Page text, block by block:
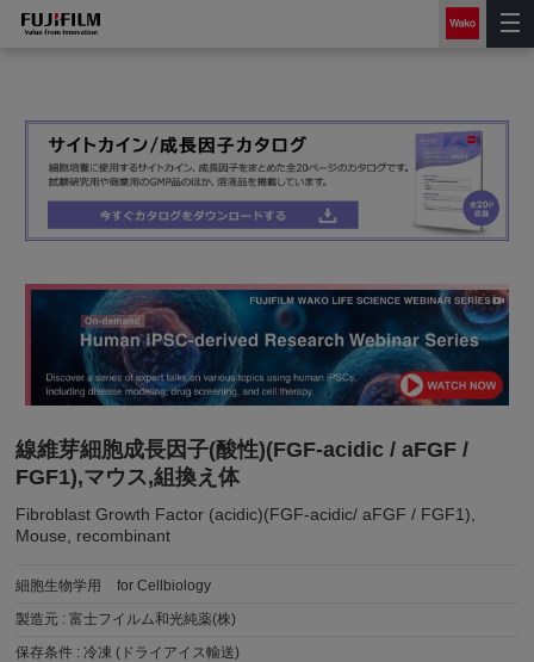
線維芽細胞成長因子(酸性)(FGF-acidic / aFGF /
FGF1),マウス,組換え体
Fibroblast Growth Factor (acidic)(FGF-acidic/ aFGF / FGF1),
Mouse, recombinant
細胞生物学用
for Cellbiology
製造元 :富士フイルム和光純薬(株)
保存条件 :冷凍 (ドライアイス輸送)